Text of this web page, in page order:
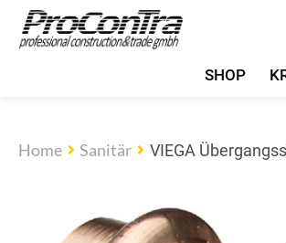
SHOP
Home Sanitär VIEGA